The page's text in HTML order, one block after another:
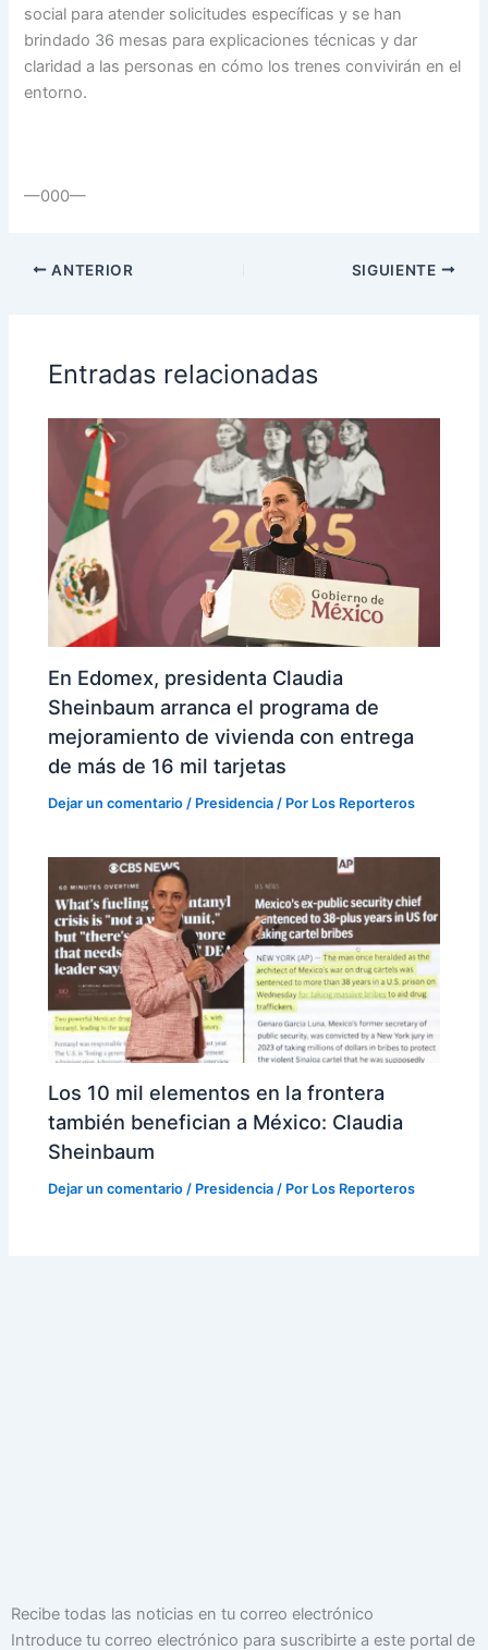
social para atender solicitudes específicas y se han
brindado 36 mesas para explicaciones técnicas y dar
claridad a las personas en cómo los trenes convivirán en el
entorno.
—000—
ANTERIOR SIGUIENTE
Entradas relacionadas
En Edomex, presidenta Claudia
Sheinbaum arranca el programa de
mejoramiento de vivienda con entrega
de más de 16 mil tarjetas
Dejar un comentario / Presidencia / Por Los Reporteros
Los 10 mil elementos en la frontera
también benefician a México: Claudia
Sheinbaum
Dejar un comentario / Presidencia / Por Los Reporteros
Recibe todas las noticias en tu correo electrónico
Introduce tu correo electrónico para suscribirte a este portal de
Dirección
de